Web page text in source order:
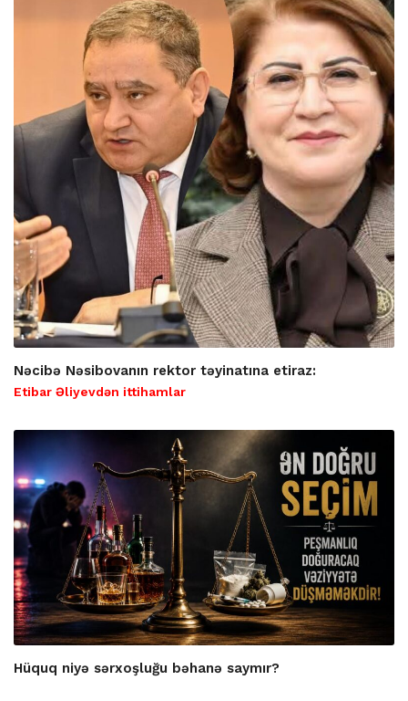
Nəcibə Nəsibovanın rektor təyinatına etiraz:
Etibar Əliyevdən ittihamlar
Hüquq niyə sərxoşluğu bəhanə saymır?